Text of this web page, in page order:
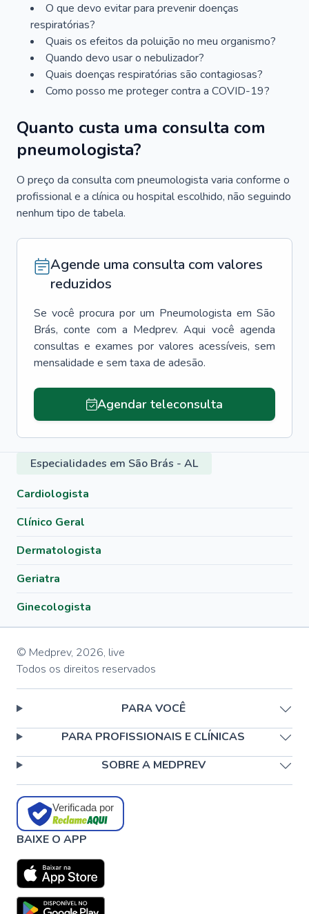
O que devo evitar para prevenir doenças
respiratórias?
Quais os efeitos da poluição no meu organismo?
Quando devo usar o nebulizador?
Quais doenças respiratórias são contagiosas?
Como posso me proteger contra a COVID-19?
Quanto custa uma consulta com
pneumologista?
O preço da consulta com pneumologista varia conforme o
profissional e a clínica ou hospital escolhido, não seguindo
nenhum tipo de tabela.
Agende uma consulta com valores
reduzidos
Se você procura por um Pneumologista em São
Brás, conte com a Medprev. Aqui você agenda
consultas e exames por valores acessíveis, sem
mensalidade e sem taxa de adesão.
Agendar teleconsulta
Especialidades em São Brás - AL
Cardiologista
Clínico Geral
Dermatologista
Geriatra
Ginecologista
© Medprev, 2026, live
Todos os direitos reservados
PARA VOCÊ
PARA PROFISSIONAIS E CLÍNICAS
SOBRE A MEDPREV
Verificada por
BAIXE O APP